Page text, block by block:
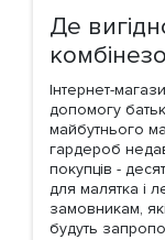
Де
Інтернет-
допомогу
майбутнього
гардероб
покупців -
для малятка і
замовникам,
будуть